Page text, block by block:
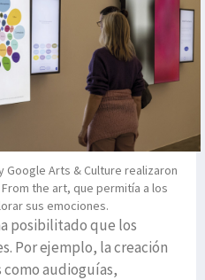
Google Arts & Culture realizaron
the art, que permitía a los
sus emociones.
posibilitado que los
Por ejemplo, la creación
audioguías,